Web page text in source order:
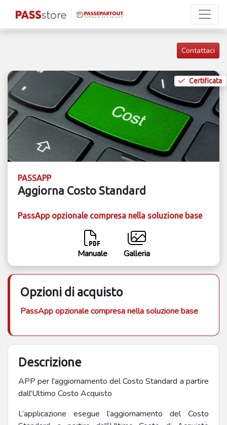
Contattaci
Certificata
PASSAPP
Aggiorna Costo Standard
PassApp opzionale compresa nella soluzione base
Manuale Galleria
Opzioni di acquisto
PassApp opzionale compresa nella soluzione base
Descrizione
APP per l'aggiornamento del Costo Standard a partire
dall'Ultimo Costo Acquisto
L’applicazione esegue l’aggiornamento del Costo